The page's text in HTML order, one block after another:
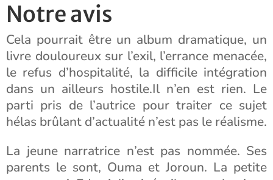
Notre avis
Cela pourrait être un album dramatique, un
livre douloureux sur l’exil, l’errance menacée,
le refus d’hospitalité, la difficile intégration
dans un ailleurs hostile.Il n’en est rien. Le
parti pris de l’autrice pour traiter ce sujet
hélas brûlant d’actualité n’est pas le réalisme.
La jeune narratrice n’est pas nommée. Ses
parents le sont, Ouma et Joroun. La petite